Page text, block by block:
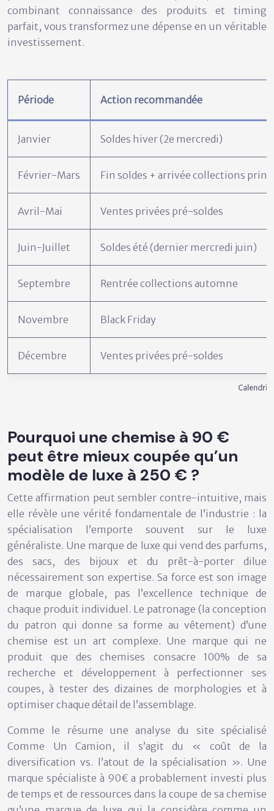
combinant connaissance des produits et timing
parfait, vous transformez une dépense en un véritable
investissement.
Période Action recommandée
Janvier Soldes hiver (2e mercredi)
Février-Mars Fin soldes + arrivée collections
Avril-Mai Ventes privées pré-soldes
Juin-Juillet Soldes été (dernier mercredi juin)
Septembre Rentrée collections automne
Novembre Black Friday
Décembre Ventes privées pré-soldes
Pourquoi une chemise à 90 €
peut être mieux coupée qu’un
modèle de luxe à 250 € ?
Cette affirmation peut sembler contre-intuitive, mais
elle révèle une vérité fondamentale de l’industrie : la
spécialisation l’emporte souvent sur le luxe
généraliste. Une marque de luxe qui vend des parfums,
des sacs, des bijoux et du prêt-à-porter dilue
nécessairement son expertise. Sa force est son image
de marque globale, pas l’excellence technique de
chaque produit individuel. Le patronage (la conception
du patron qui donne sa forme au vêtement) d’une
chemise est un art complexe. Une marque qui ne
produit que des chemises consacre 100% de sa
recherche et développement à perfectionner ses
coupes, à tester des dizaines de morphologies et à
optimiser chaque détail de l’assemblage.
Comme le résume une analyse du site spécialisé
Comme Un Camion, il s’agit du « coût de la
diversification vs. l’atout de la spécialisation ». Une
marque spécialiste à 90€ a probablement investi plus
de temps et de ressources dans la coupe de sa chemise